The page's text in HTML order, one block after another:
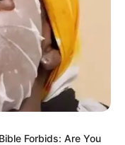
Forbids: Are You